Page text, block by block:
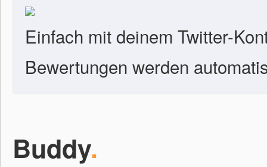
Einfach mit deinem Twitter-
Bewertungen werden
Buddy.